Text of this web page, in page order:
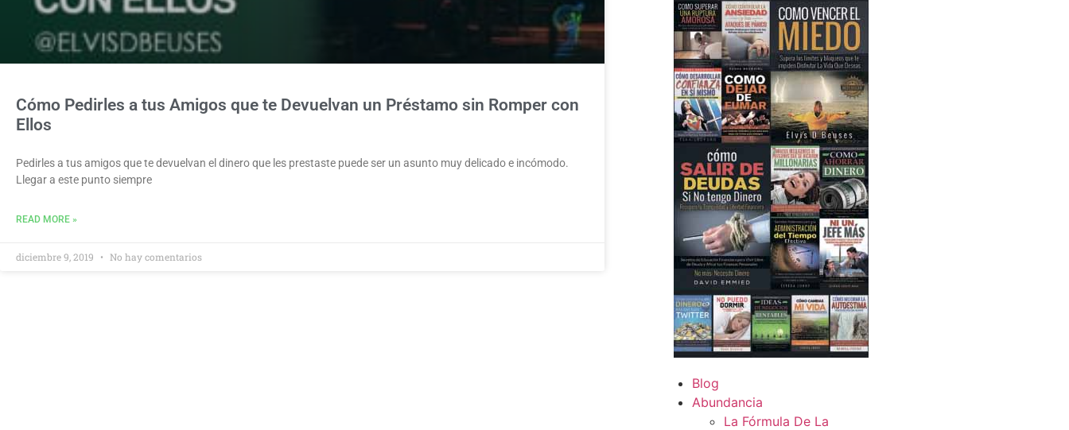
Cómo Pedirles a tus Amigos que te Devuelvan un Préstamo sin Romper con
Ellos
Pedirles a tus amigos que te devuelvan el dinero que les prestaste puede ser un asunto muy delicado e incómodo.
Llegar a este punto siempre
READ MORE »
diciembre 9, 2019 No hay comentarios
Blog
Abundancia
La Fórmula De La